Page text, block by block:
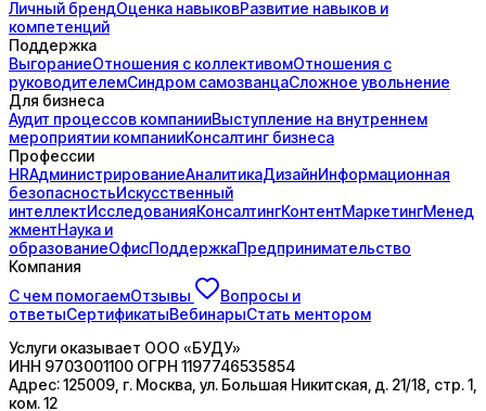
Личный брендОценка навыковРазвитие навыков и
компетенций
Поддержка
ВыгораниеОтношения с коллективомОтношения с
руководителемСиндром самозванцаСложное увольнение
Для бизнеса
Аудит процессов компанииВыступление на внутреннем
мероприятии компанииКонсалтинг бизнеса
Профессии
HRАдминистрированиеАналитикаДизайнИнформационная
безопасностьИскусственный
интеллектИсследованияКонсалтингКонтентМаркетингМенед
жментНаука и
образованиеОфисПоддержкаПредпринимательство
Компания
С чем помогаемОтзывы
Вопросы и
ответыСертификатыВебинарыСтать ментором
Услуги оказывает ООО «БУДУ»
ИНН 9703001100 ОГРН 1197746535854
Адрес:125009, г. Москва, ул. Большая Никитская, д. 21/18, стр. 1,
ком. 12